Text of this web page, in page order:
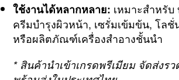
ใช้งานได้หลากหลาย: เหมาะสำหรับ
ครีมบำรุงผิวหน้า, เซรั่มเข้มข้น, โลชั่
หรือผลิตภัณฑ์เครื่องสำอางชั้นนำ
* สินค้านำเข้าเกรดพรีเมียม จัดส่งร